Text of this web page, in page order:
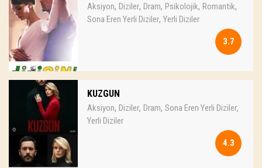
Aksiyon, Diziler, Dram, Psikolojik, Romantik,
Sona Eren Yerli Diziler, Yerli Diziler
3.7
KUZGUN
Aksiyon, Diziler, Dram, Sona Eren Yerli Diziler,
Yerli Diziler
4.3